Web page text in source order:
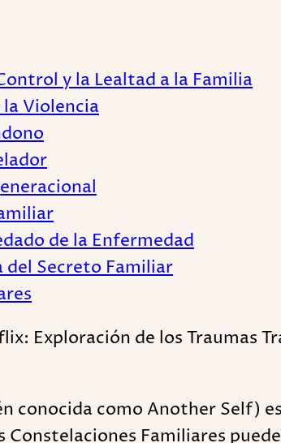
y la Lealtad a la Familia
la Violencia
de la Enfermedad
del Secreto Familiar
Exploración de los Traumas
conocida como Another Self)
Familiares